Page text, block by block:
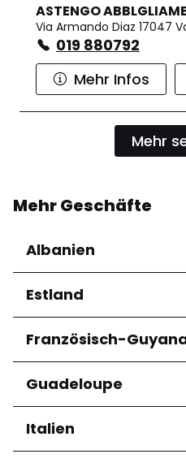
ASTENGO
Via Armando Diaz 17047
019 880792
Mehr Infos
Mehr
Mehr Geschäfte
Albanien
Regionen
Qarku i Tiranës
Estland
Regionen
Harju maakond
Tartu maakond
Französisch-
Regionen
Guadeloupe
Regionen
Grande-Terre
Italien